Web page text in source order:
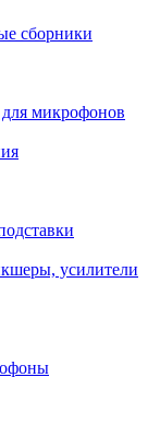
сборники
микрофонов
усилители